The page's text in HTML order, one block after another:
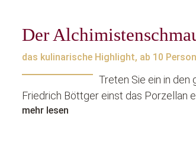
Der
das kulinarische Highlight, ab 10
Treten Sie ein in den
Friedrich Böttger einst das Porzellan
mehr lesen